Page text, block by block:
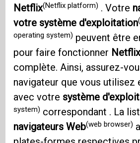
Netflix(Netflix platform) . Votre
votre système d'exploitation
operating system) peuvent être
pour faire fonctionner
complète. Ainsi, assurez-
navigateur que vous utilisez
avec votre système
system) correspondant . La
navigateurs Web(web browser)